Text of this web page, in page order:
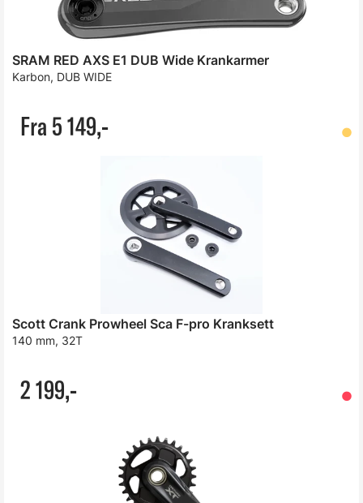
SRAM RED AXS E1 DUB Wide Krankarmer
Karbon, DUB WIDE
Fra 5 149,-
Scott Crank Prowheel Sca F-pro Kranksett
140 mm, 32T
2 199,-